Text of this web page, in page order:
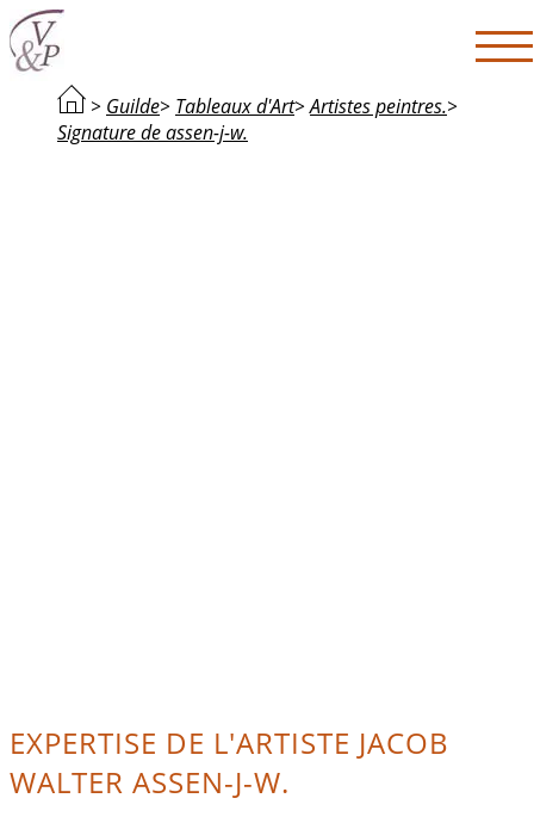
> Guilde> Tableaux d'Art>Artistes peintres.>
Signature de assen-j-w.
EXPERTISE DE L'ARTISTE JACOB
WALTER ASSEN-J-W.